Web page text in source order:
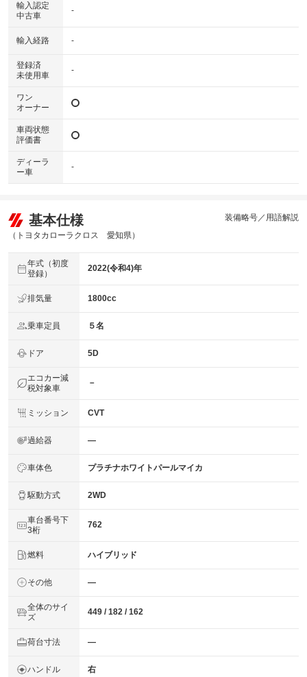
輸入認定
中古車
-
輸入経路 -
登録済
未使用車
-
ワン
オーナー
車両状態
評価書
ディーラ
ー車
-
基本仕様
（トヨタカローラクロス 愛知県）
装備略号／用語解説
年式（初度
登録）
2022(令和4)年
排気量 1800cc
乗車定員 ５名
ドア 5D
エコカー減
税対象車
－
ミッション CVT
過給器 ―
車体色 プラチナホワイトパールマイカ
駆動方式 2WD
車台番号下
3桁
762
燃料 ハイブリッド
その他 ―
全体のサイ
ズ
449 / 182 / 162
荷台寸法 ―
ハンドル 右